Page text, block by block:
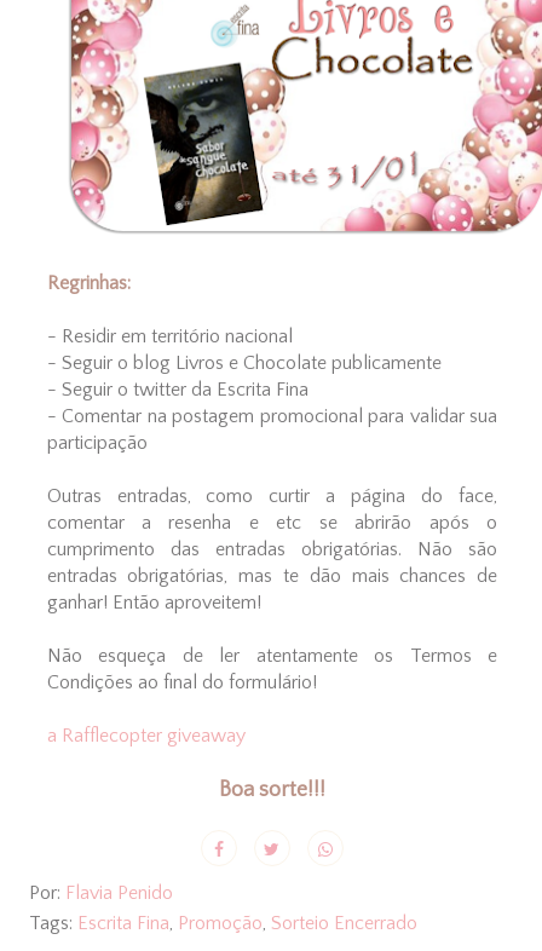
Regrinhas:
- Residir em território nacional
- Seguir o blog Livros e Chocolate publicamente
- Seguir o twitter da Escrita Fina
- Comentar na postagem promocional para validar sua
participação
Outras entradas, como curtir a página do face,
comentar a resenha e etc se abrirão após o
cumprimento das entradas obrigatórias. Não são
entradas obrigatórias, mas te dão mais chances de
ganhar! Então aproveitem!
Não esqueça de ler atentamente os Termos e
Condições ao final do formulário!
a Rafflecopter giveaway
Boa sorte!!!
Por: Flavia Penido
Tags: Escrita Fina, Promoção, Sorteio Encerrado